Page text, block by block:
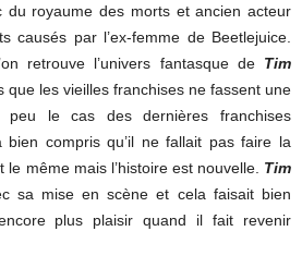
du royaume des morts et ancien acteur
causés par l’ex-femme de Beetlejuice.
retrouve l’univers fantasque de Tim
que les vieilles franchises ne fassent une
le cas des dernières franchises
bien compris qu’il ne fallait pas faire la
le même mais l’histoire est nouvelle. Tim
sa mise en scène et cela faisait bien
plus plaisir quand il fait revenir